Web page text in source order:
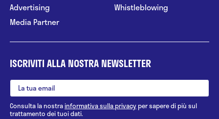
Advertising
Media Partner
Whistleblowing
ISCRIVITI ALLA NOSTRA NEWSLETTER
Consulta la nostrainformativa sulla privacy per sapere di più sul
trattamento dei tuoi dati.